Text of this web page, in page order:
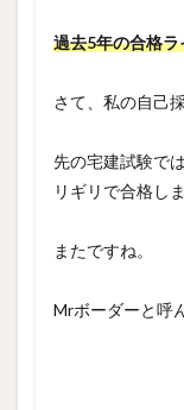
過去5年の合格ラ
さて、私の自己
先の宅建試験で
リギリで合格し
またですね。
Mrボーダーと呼